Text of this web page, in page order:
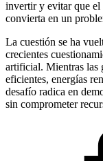
invertir y evitar que el
convierta en un
La cuestión se ha
crecientes
artificial. Mientras las
eficientes, energías
desafío radica en
sin comprometer